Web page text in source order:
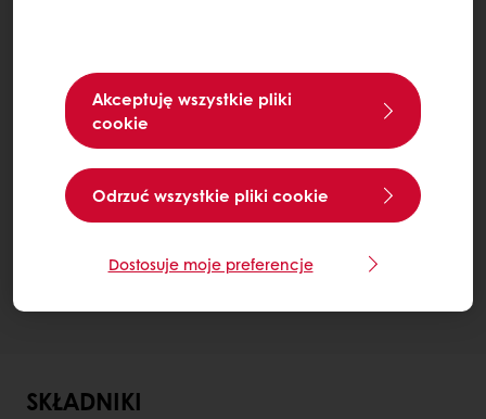
SKŁADNIKI
Akceptuję wszystkie pliki
cookie
Odrzuć wszystkie pliki cookie
Dostosuje moje preferencje